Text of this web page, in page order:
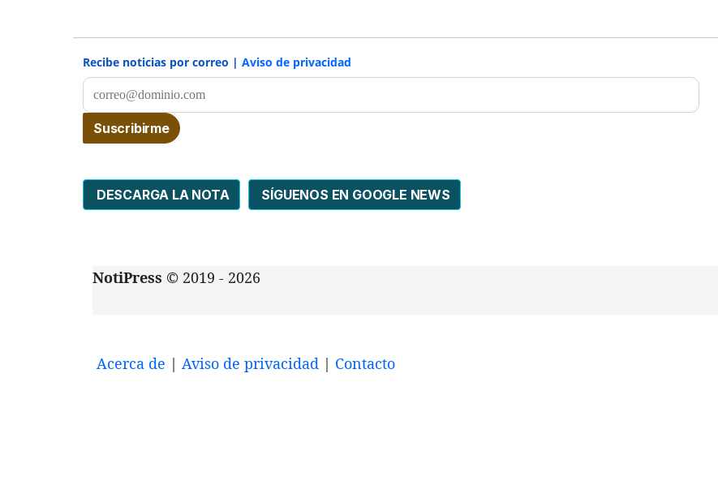
Recibe noticias por correo | Aviso de privacidad
DESCARGA LA NOTA SÍGUENOS EN GOOGLE NEWS
NotiPress © 2019 - 2026
Acerca de | Aviso de privacidad | Contacto